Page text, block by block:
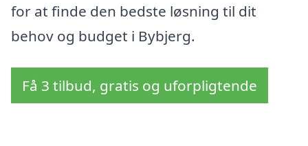
for at finde den bedste løsning til dit
behov og budget i Bybjerg.
Få 3 tilbud, gratis og uforpligtende